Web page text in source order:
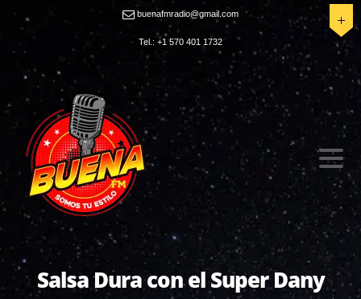
buenafmradio@gmail.com
Tel.: +1 570 401 1732
Salsa Dura con el Super Dany